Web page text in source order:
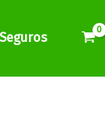
Seguros